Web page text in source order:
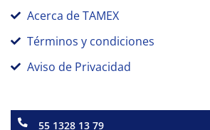
Acerca de TAMEX
Términos y condiciones
Aviso de Privacidad
55 1328 13 79